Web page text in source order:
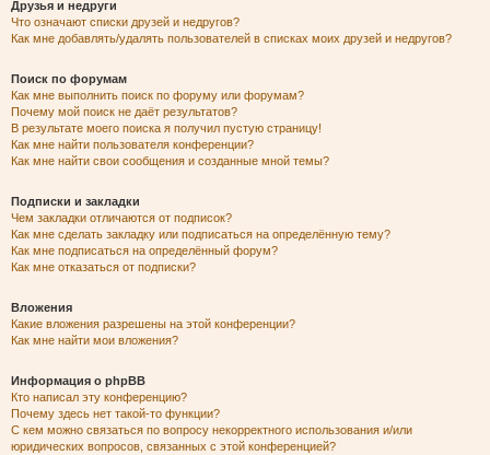
Друзья и недруги
Что означают списки друзей и недругов?
Как мне добавлять/удалять пользователей в списках моих друзей и недругов?
Поиск по форумам
Как мне выполнить поиск по форуму или форумам?
Почему мой поиск не даёт результатов?
В результате моего поиска я получил пустую страницу!
Как мне найти пользователя конференции?
Как мне найти свои сообщения и созданные мной темы?
Подписки и закладки
Чем закладки отличаются от подписок?
Как мне сделать закладку или подписаться на определённую тему?
Как мне подписаться на определённый форум?
Как мне отказаться от подписки?
Вложения
Какие вложения разрешены на этой конференции?
Как мне найти мои вложения?
Информация о phpBB
Кто написал эту конференцию?
Почему здесь нет такой-то функции?
С кем можно связаться по вопросу некорректного использования и/или
юридических вопросов, связанных с этой конференцией?